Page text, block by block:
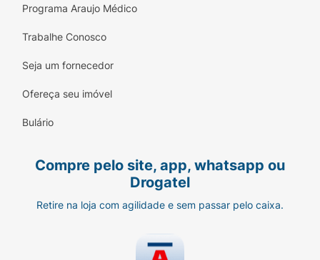
Programa Araujo Médico
Trabalhe Conosco
Seja um fornecedor
Ofereça seu imóvel
Bulário
Compre pelo site, app, whatsapp ou
Drogatel
Retire na loja com agilidade e sem passar pelo caixa.